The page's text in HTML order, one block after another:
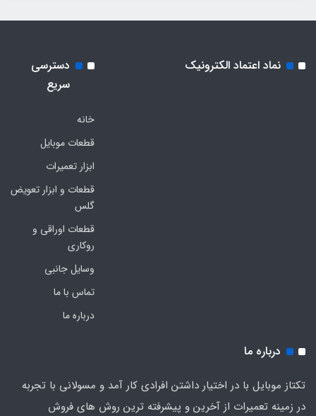
نماد اعتماد الکترونیک
دسترسی
سریع
خانه
قطعات موبایل
ابزار تعمیرات
قطعات و ابزار تعویض
گلس
قطعات اوراقی و
روکاری
وسایل جانبی
تماس با ما
درباره ما
درباره ما
تکتاز موبایل با در اختیار داشتن افرادی کار آمد و مسولانی با تجربه
در زمینه تعمیرات از آخرین و پیشرفته ترین روش های فروش